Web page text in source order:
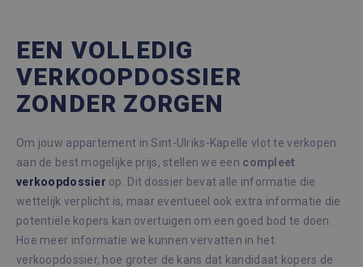
EEN VOLLEDIG
VERKOOPDOSSIER
ZONDER ZORGEN
Om jouw appartement in Sint-Ulriks-Kapelle vlot te verkopen
aan de best mogelijke prijs, stellen we een compleet
verkoopdossier op. Dit dossier bevat alle informatie die
wettelijk verplicht is, maar eventueel ook extra informatie die
potentiële kopers kan overtuigen om een goed bod te doen.
Hoe meer informatie we kunnen vervatten in het
verkoopdossier, hoe groter de kans dat kandidaat kopers de